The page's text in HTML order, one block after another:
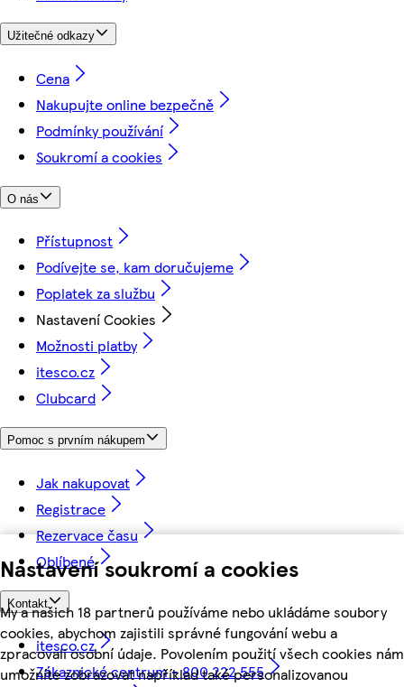
Nastavení soukromí a cookies
My a našich 18 partnerů používáme nebo ukládáme soubory
cookies, abychom zajistili správné fungování webu a
zpracovali osobní údaje. Povolením použití všech cookies nám
umožníte zobrazovat například také personalizovanou
Užitečné odkazy
Cena
Nakupujte online bezpečně
Podmínky používání
Soukromí a cookies
O nás
Přístupnost
Podívejte se, kam doručujeme
Poplatek za službu
Nastavení Cookies
Možnosti platby
itesco.cz
Clubcard
Pomoc s prvním nákupem
Jak nakupovat
Registrace
Rezervace času
Oblíbené
Kontakt
itesco.cz
Zákaznické centrum - 800 222 555